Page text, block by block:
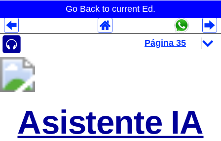
Go Back to current Ed.
Asistente IA
Despliegues Analytics
Despliegues Totales
Despliegues por Rubros